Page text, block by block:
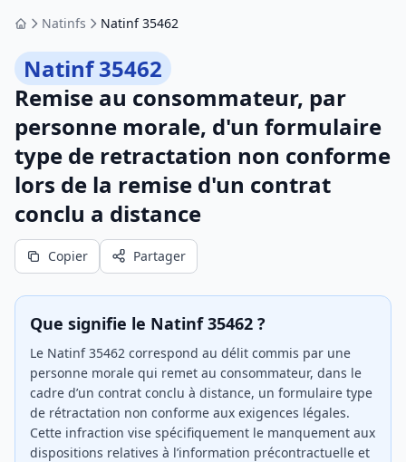
AccueilNatinfs Natinf 35462
Natinf 35462
Remise au consommateur, par
personne morale, d'un formulaire
type de retractation non conforme
lors de la remise d'un contrat
conclu a distance
Copier Partager
Que signifie le Natinf 35462 ?
Le Natinf 35462 correspond au délit commis par une
personne morale qui remet au consommateur, dans le
cadre d’un contrat conclu à distance, un formulaire type
de rétractation non conforme aux exigences légales.
Cette infraction vise spécifiquement le manquement aux
dispositions relatives à l’information précontractuelle et